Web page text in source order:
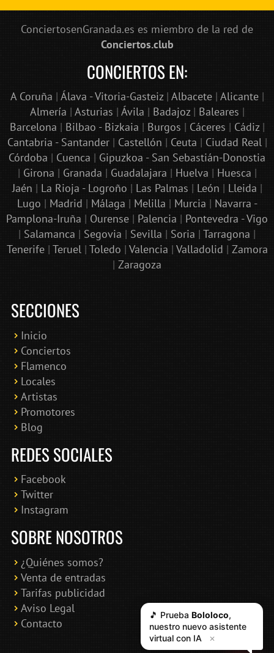
ConciertosenGranada.es es miembro de la red de
Conciertos.club
CONCIERTOS EN:
A Coruña | Álava - Vitoria-Gasteiz| Albacete| Alicante|
Almería | Asturias | Ávila | Badajoz| Baleares |
Barcelona | Bilbao - Bizkaia | Burgos | Cáceres | Cádiz|
Cantabria - Santander| Castellón | Ceuta | Ciudad Real|
Córdoba | Cuenca | Gipuzkoa - San Sebastián-Donostia
| Girona | Granada | Guadalajara | Huelva | Huesca |
Jaén | La Rioja - Logroño | Las Palmas | León | Lleida |
Lugo | Madrid | Málaga | Melilla | Murcia | Navarra -
Pamplona-Iruña | Ourense | Palencia | Pontevedra - Vigo
| Salamanca | Segovia | Sevilla | Soria | Tarragona |
Tenerife| Teruel| Toledo | Valencia | Valladolid | Zamora
| Zaragoza
SECCIONES
Inicio
Conciertos
Flamenco
Locales
Artistas
Promotores
Blog
REDES SOCIALES
Facebook
Twitter
Instagram
SOBRE NOSOTROS
¿Quiénes somos?
Venta de entradas
Tarifas publicidad
Aviso Legal
Contacto
🎵 Prueba Bololoco,
nuestro nuevo asistente
virtual con IA
✕